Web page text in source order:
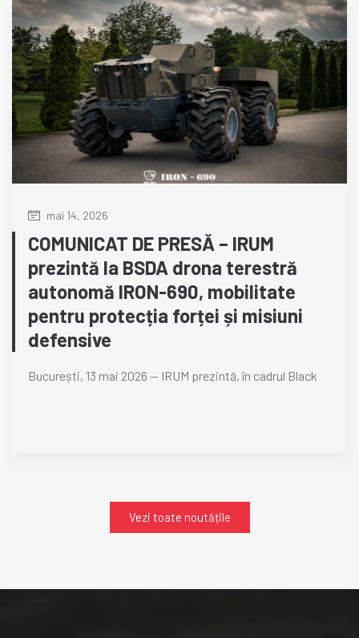
mai 14, 2026
COMUNICAT DE PRESĂ – IRUM
prezintă la BSDA drona terestră
autonomă IRON-690, mobilitate
pentru protecția forței și misiuni
defensive
București, 13 mai 2026 — IRUM prezintă, în cadrul Black
Vezi toate noutățile